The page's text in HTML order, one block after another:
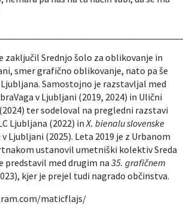
zaključil Srednjo šolo za oblikovanje in
smer grafično oblikovanje, nato pa še
Samostojno je razstavljal med
v Ljubljani (2019, 2024) in Ulični
ter sodeloval na pregledni razstavi
Ljubljana (2022) in X. bienalu slovenske
v Ljubljani (2025). Leta 2019 je z Urbanom
ustanovil umetniški kolektiv Sreda
predstavil med drugim na 35. grafičnem
kjer je prejel tudi nagrado občinstva.
maticflajs/